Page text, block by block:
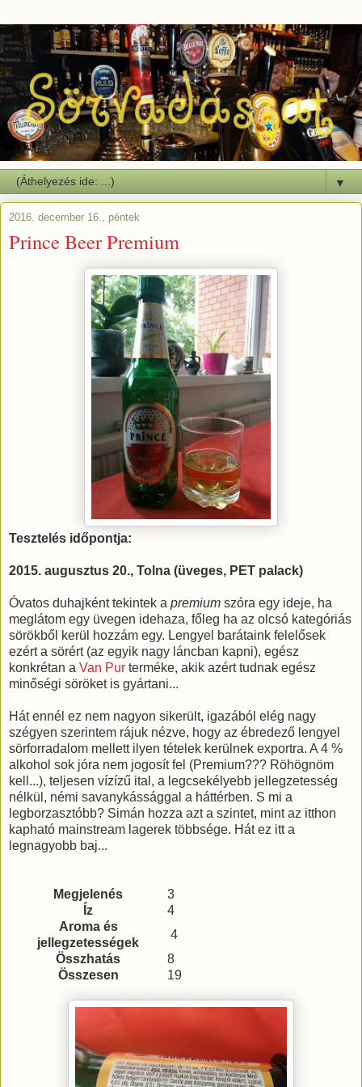
▼
2016. december 16., péntek
Prince Beer Premium
Tesztelés időpontja:
2015. augusztus 20., Tolna (üveges, PET palack)
Óvatos duhajként tekintek a premium szóra egy ideje, ha
meglátom egy üvegen idehaza, főleg ha az olcsó kategóriás
sörökből kerül hozzám egy. Lengyel barátaink felelősek
ezért a sörért (az egyik nagy láncban kapni), egész
konkrétan a Van Pur terméke, akik azért tudnak egész
minőségi söröket is gyártani...
Hát ennél ez nem nagyon sikerült, igazából elég nagy
szégyen szerintem rájuk nézve, hogy az ébredező lengyel
sörforradalom mellett ilyen tételek kerülnek exportra. A 4 %
alkohol sok jóra nem jogosít fel (Premium??? Röhögnöm
kell...), teljesen vízízű ital, a legcsekélyebb jellegzetesség
nélkül, némi savanykássággal a háttérben. S mi a
legborzasztóbb? Simán hozza azt a szintet, mint az itthon
kapható mainstream lagerek többsége. Hát ez itt a
legnagyobb baj...
Megjelenés
3
Íz
4
Aroma és
jellegzetességek
4
Összhatás
8
Összesen
19